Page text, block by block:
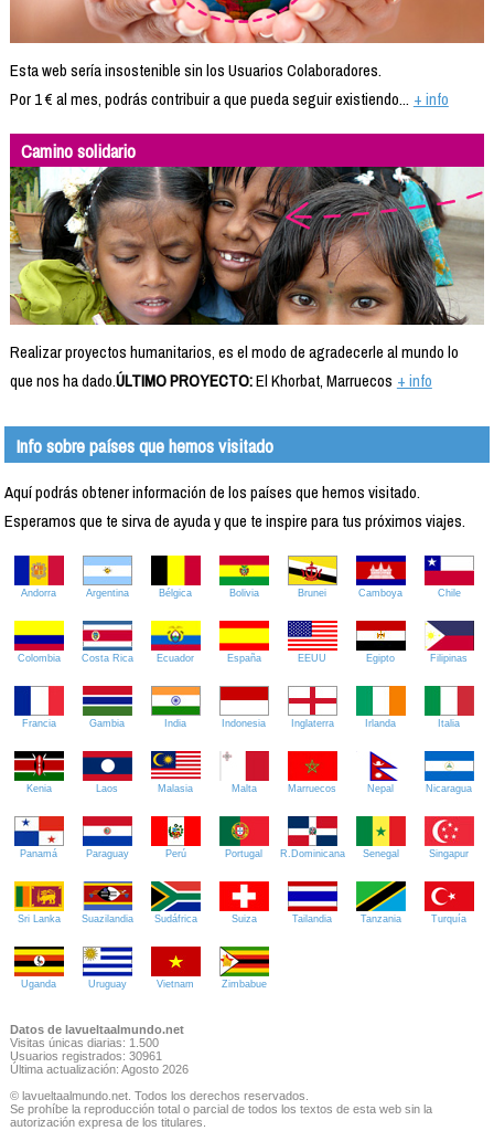
Esta web sería insostenible sin los Usuarios Colaboradores.
Por 1 € al mes, podrás contribuir a que pueda seguir existiendo... + info
Camino solidario
Realizar proyectos humanitarios, es el modo de agradecerle al mundo lo
que nos ha dado.ÚLTIMO PROYECTO:El Khorbat, Marruecos + info
Info sobre países que hemos visitado
Aquí podrás obtener información de los países que hemos visitado.
Esperamos que te sirva de ayuda y que te inspire para tus próximos viajes.
Andorra Argentina Bélgica Bolivia Brunei Camboya Chile
Colombia Costa Rica Ecuador España EEUU Egipto Filipinas
Francia Gambia India Indonesia Inglaterra Irlanda Italia
Kenia Laos Malasia Malta Marruecos Nepal Nicaragua
Panamá Paraguay Perú Portugal R.Dominicana Senegal Singapur
Sri Lanka Suazilandia Sudáfrica Suiza Tailandia Tanzania Turquía
Uganda Uruguay Vietnam Zimbabue
Datos de lavueltaalmundo.net
Visitas únicas diarias: 1.500
Usuarios registrados: 30961
Última actualización: Agosto 2026
© lavueltaalmundo.net. Todos los derechos reservados.
Se prohíbe la reproducción total o parcial de todos los textos de esta web sin la
autorización expresa de los titulares.